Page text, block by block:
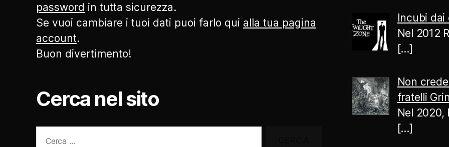
password in tutta sicurezza.
Se vuoi cambiare i tuoi dati puoi farlo qui alla tua pagina
account.
Buon divertimento!
Cerca nel sito
Incubi dai
Nel 2012
[…]
Non
fratelli
Nel 2020,
[…]